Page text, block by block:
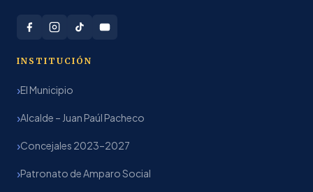
INSTITUCIÓN
El Municipio
Alcalde – Juan Paúl Pacheco
Concejales 2023–2027
Patronato de Amparo Social